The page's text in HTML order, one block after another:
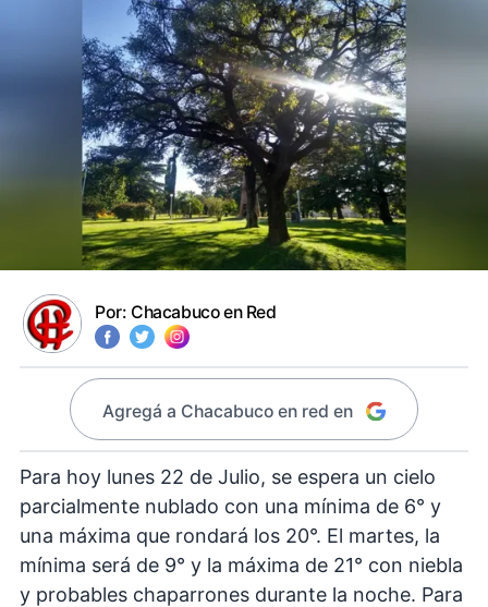
Por: Chacabuco en Red
Agregá a Chacabuco en red en
Para hoy lunes 22 de Julio, se espera un cielo
parcialmente nublado con una mínima de 6° y
una máxima que rondará los 20°. El martes, la
mínima será de 9° y la máxima de 21° con niebla
y probables chaparrones durante la noche. Para